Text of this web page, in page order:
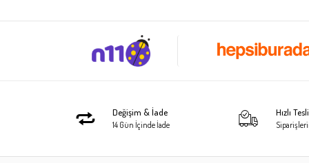
Değişim & İade
14 Gün İçinde İade
Hızlı